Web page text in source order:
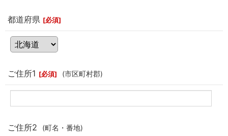
都道府県 [必須]
ご住所1 [必須] (市区町村郡)
ご住所2 (町名・番地)